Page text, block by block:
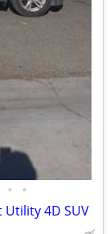
• •
Utility 4D SUV